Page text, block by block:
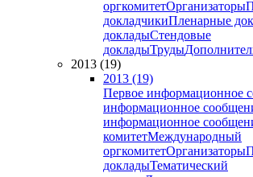
оргкомитетОрганизаторы
докладчикиПленарные
докладыСтендовые
докладыТруды
2013 (19)
2013 (19)
Первое информационное
информационное
информационное
комитетМеждународный
оргкомитетОрганизаторы
докладыТематический